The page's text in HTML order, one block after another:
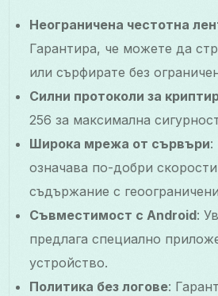
Неограничена честотна
Гарантира, че можете да
или сърфирате без
Силни протоколи за
256 за максимална
Широка мрежа от сървъри:
означава по-добри
съдържание с
Съвместимост с Android:
предлага специално
устройство.
Политика без логове: